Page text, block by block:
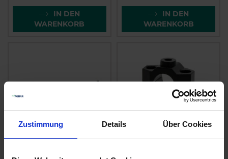
Zustimmung Details Über Cookies
IN DEN
WARENKORB
IN DEN
WARENKORB
ARAG Einfach-